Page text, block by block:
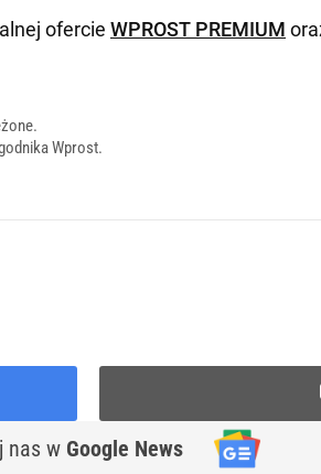
ofercie WPROST PREMIUM
Wprost.
nas w Google News